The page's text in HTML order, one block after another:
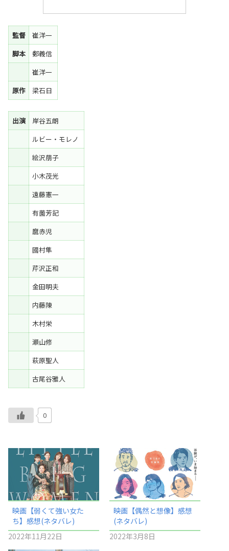
監督
崔洋一
脚本
鄭義信
崔洋一
原作
梁石日
出演
岸谷五朗
ルビー・モレノ
絵沢萠子
小木茂光
遠藤憲一
有薗芳記
麿赤児
國村隼
芹沢正和
金田明夫
内藤陳
木村栄
瀬山修
萩原聖人
古尾谷雅人
0
映画【弱くて強い女た
ち】感想(ネタバレ)
2022年11月22日
映画【偶然と想像】感想
(ネタバレ)
2022年3月8日